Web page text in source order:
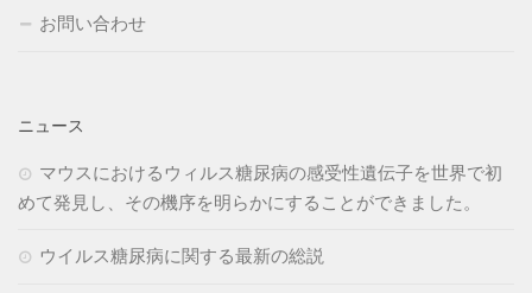
お問い合わせ
ニュース
マウスにおけるウィルス糖尿病の感受性遺伝子を世界で初
めて発見し、その機序を明らかにすることができました。
ウイルス糖尿病に関する最新の総説